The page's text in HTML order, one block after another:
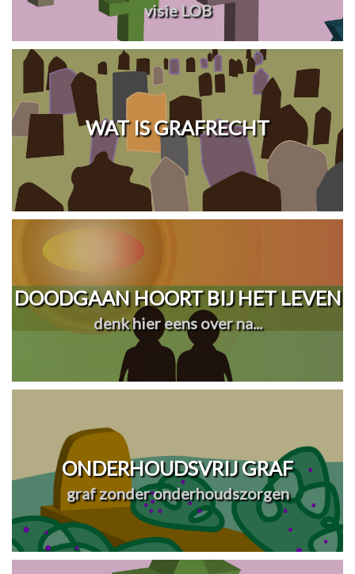
visie LOB
WAT IS GRAFRECHT
DOODGAAN HOORT BIJ HET LEVEN
denk hier eens over na...
ONDERHOUDSVRIJ GRAF
graf zonder onderhoudszorgen